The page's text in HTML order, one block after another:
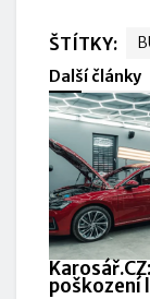
ŠTÍTKY:
Další články
poškození